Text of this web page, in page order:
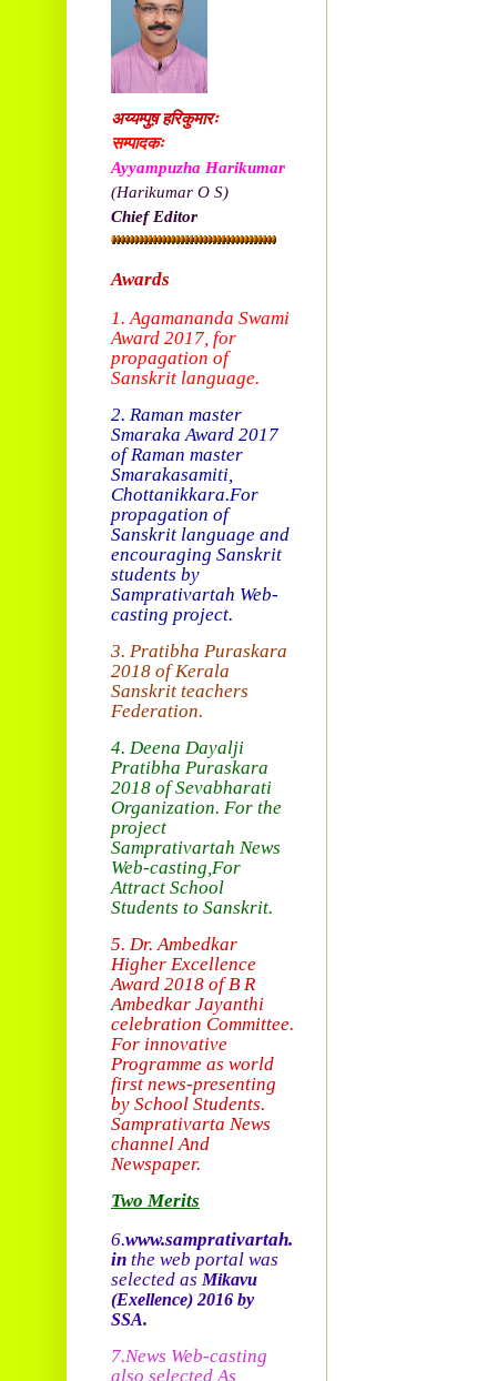
अय्यम्पुष़ हरिकुमारः
सम्पादकः
Ayyampuzha Harikumar
(Harikumar O S)
Chief Editor
Awards
1. Agamananda Swami
Award 2017, for
propagation of
Sanskrit language.
2. Raman master
Smaraka Award 2017
of Raman master
Smarakasamiti,
Chottanikkara.For
propagation of
Sanskrit language and
encouraging Sanskrit
students by
Samprativartah Web-
casting project.
3. Pratibha Puraskara
2018 ofKerala
Sanskrit teachers
Federation.
4. Deena Dayalji
Pratibha Puraskara
2018 of Sevabharati
Organization. For the
project
Samprativartah News
Web-casting,For
Attract School
Students to Sanskrit.
5. Dr. Ambedkar
Higher Excellence
Award 2018 of B R
Ambedkar Jayanthi
celebration Committee.
For innovative
Programme as world
first news-presenting
by School Students.
Samprativarta News
channel And
Newspaper.
Two Merits
6.www.samprativartah.
in the web portal was
selected asMikavu
(Exellence)2016 by
SSA.
7.News Web-casting
also selected As